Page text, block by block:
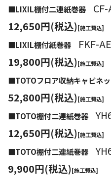
■LIXIL棚付二連紙巻器
12,650円(税込)[施工費込]
■LIXIL棚付紙巻器 FKF-
19,800円(税込)[施工費込]
■TOTOフロア収納キャビネ
52,800円(税込)[施工費込]
■TOTO棚付二連紙巻器
12,650円(税込)[施工費込]
■TOTO棚付二連紙巻器
9,900円(税込)[施工費込]